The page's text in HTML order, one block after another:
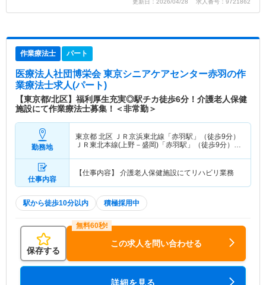
更新日：2026/04/28 求人番号：9721862
作業療法士 パート
医療法人社団博栄会 東京シニアケアセンター赤羽の作
業療法士求人(パート)
【東京都/北区】福利厚生充実◎駅チカ徒歩6分！介護老人保健
施設にて作業療法士募集！＜非常勤＞
勤務地
東京都 北区 ＪＲ京浜東北線「赤羽駅」（徒歩9分）
ＪＲ東北本線(上野－盛岡)「赤羽駅」（徒歩9分）
仕事内容
【仕事内容】 介護老人保健施設にてリハビリ業務
駅から徒歩10分以内 積極採用中
保存する
この求人を問い合わせる
詳細を見る